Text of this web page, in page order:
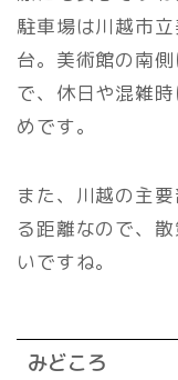
駐車場は川越市
台。美術館の南
で、休日や混雑
めです。
また、川越の主
る距離なので、
いですね。
みどころ